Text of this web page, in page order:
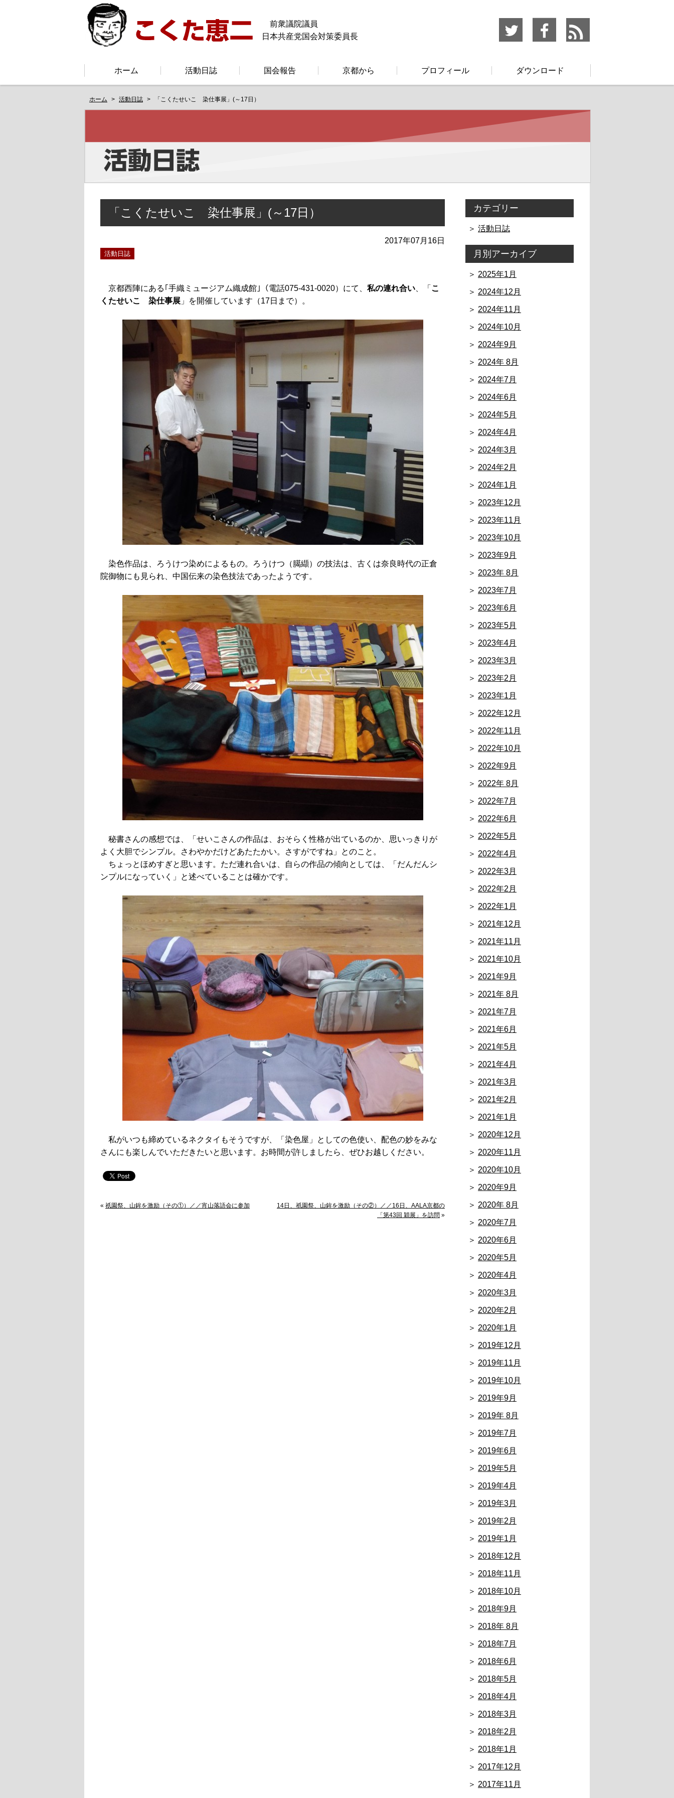
前衆議院議員
日本共産党国会対策委員長
ホーム 活動日誌 国会報告 京都から プロフィール ダウンロード
ホーム 活動日誌 「こくたせいこ 染仕事展」(～17日）
「こくたせいこ 染仕事展」(～17日）
2017年07月16日
活動日誌
京都西陣にある｢手織ミュージアム織成館｣（電話075-431-0020）にて、 私の連れ合い 、「 こ
くたせいこ 染仕事展 」を開催しています（17日まで）。
染色作品は、ろうけつ染めによるもの。ろうけつ（臈纈）の技法は、古くは奈良時代の正倉
院御物にも見られ、中国伝来の染色技法であったようです。
秘書さんの感想では、「せいこさんの作品は、おそらく性格が出ているのか、思いっきりが
よく大胆でシンプル。さわやかだけどあたたかい。さすがですね」とのこと。
ちょっとほめすぎと思います。ただ連れ合いは、自らの作品の傾向としては、「だんだんシ
ンプルになっていく」と述べていることは確かです。
私がいつも締めているネクタイもそうですが、「染色屋」としての色使い、配色の妙をみな
さんにも楽しんでいただきたいと思います。お時間が許しましたら、ぜひお越しください。
« 祇園祭、山鉾を激励（その①）／／宵山落語会に参加
14日、祇園祭、山鉾を激励（その②）／／16日、AALA京都の
「第43回 穎展」を訪問 »
カテゴリー
活動日誌
月別アーカイブ
2025年1月
2024年12月
2024年11月
2024年10月
2024年9月
2024年 8月
2024年7月
2024年6月
2024年5月
2024年4月
2024年3月
2024年2月
2024年1月
2023年12月
2023年11月
2023年10月
2023年9月
2023年 8月
2023年7月
2023年6月
2023年5月
2023年4月
2023年3月
2023年2月
2023年1月
2022年12月
2022年11月
2022年10月
2022年9月
2022年 8月
2022年7月
2022年6月
2022年5月
2022年4月
2022年3月
2022年2月
2022年1月
2021年12月
2021年11月
2021年10月
2021年9月
2021年 8月
2021年7月
2021年6月
2021年5月
2021年4月
2021年3月
2021年2月
2021年1月
2020年12月
2020年11月
2020年10月
2020年9月
2020年 8月
2020年7月
2020年6月
2020年5月
2020年4月
2020年3月
2020年2月
2020年1月
2019年12月
2019年11月
2019年10月
2019年9月
2019年 8月
2019年7月
2019年6月
2019年5月
2019年4月
2019年3月
2019年2月
2019年1月
2018年12月
2018年11月
2018年10月
2018年9月
2018年 8月
2018年7月
2018年6月
2018年5月
2018年4月
2018年3月
2018年2月
2018年1月
2017年12月
2017年11月